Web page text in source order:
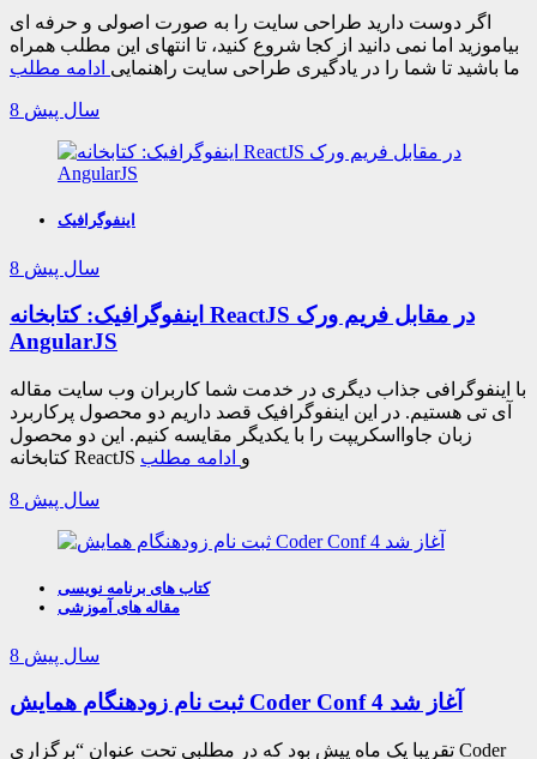
اگر دوست دارید طراحی سایت را به صورت اصولی و حرفه ای
بیاموزید اما نمی دانید از کجا شروع کنید، تا انتهای این مطلب همراه
ما باشید تا شما را در یادگیری طراحی سایت راهنمایی ادامه مطلب
8 سال پیش
اینفوگرافیک
8 سال پیش
اینفوگرافیک: کتابخانه ReactJS در مقابل فریم ورک
AngularJS
با اینفوگرافی جذاب دیگری در خدمت شما کاربران وب سایت مقاله
آی تی هستیم. در این اینفوگرافیک قصد داریم دو محصول پرکاربرد
زبان جاوااسکریپت را با یکدیگر مقایسه کنیم. این دو محصول
کتابخانه ReactJS و ادامه مطلب
8 سال پیش
کتاب های برنامه نویسی
مقاله های آموزشی
8 سال پیش
ثبت نام زودهنگام همایش Coder Conf 4 آغاز شد
تقریبا یک ماه پیش بود که در مطلبی تحت عنوان “برگزاری Coder